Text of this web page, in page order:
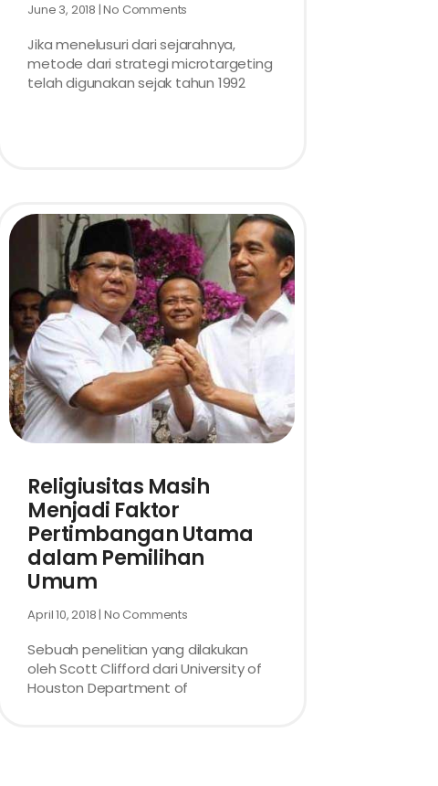
June 3, 2018 No Comments
Jika menelusuri dari sejarahnya,
metode dari strategi microtargeting
telah digunakan sejak tahun 1992
Religiusitas Masih
Menjadi Faktor
Pertimbangan Utama
dalam Pemilihan
Umum
April 10, 2018 No Comments
Sebuah penelitian yang dilakukan
oleh Scott Clifford dari University of
Houston Department of